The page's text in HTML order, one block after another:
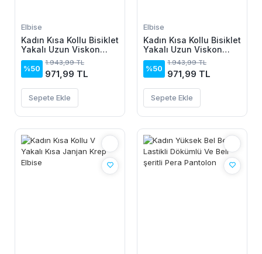
Elbise
Kadın Kısa Kollu Bisiklet
Yakalı Uzun Viskon
Elbise
%50
1.943,99 TL
971,99 TL
Sepete Ekle
Elbise
Kadın Kısa Kollu Bisiklet
Yakalı Uzun Viskon
Elbise
%50
1.943,99 TL
971,99 TL
Sepete Ekle